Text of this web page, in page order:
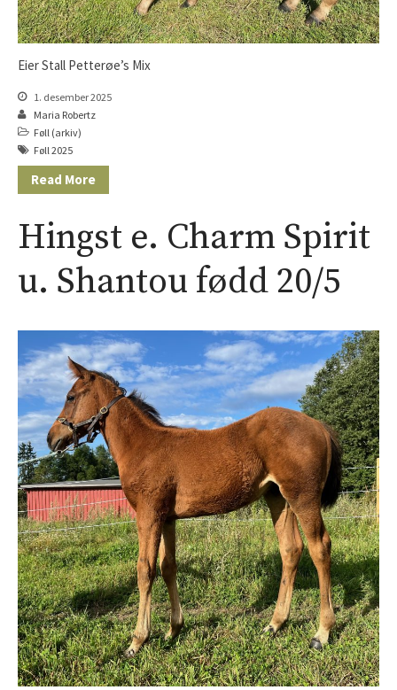
Føll 2023
Føll 2022
Hingster
Avlshopper
Kontakt
Om oss
Årets föll og åringer 2026 –
oppdaterte bilder
Hingst e. Caprioli u. Bassoline
Hingst e. Moohaajim u. Kocna
Hingst e. Appel Au Maitre u.
Vanilla Ice
Hoppe e. Lusail u. Sans Appel
Eier Stall Petterøe’s Mix
1. desember 2025
Maria Robertz
Føll (arkiv)
Føll 2025
Read More
Hingst e. Charm Spirit
u. Shantou fødd 20/5